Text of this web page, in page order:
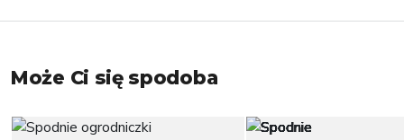
Może Ci się spodoba